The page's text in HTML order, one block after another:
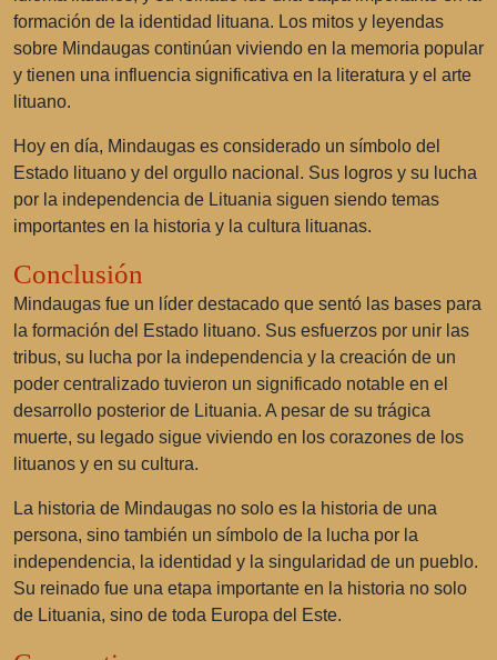
formación de la identidad lituana. Los mitos y leyendas
sobre Mindaugas continúan viviendo en la memoria popular
y tienen una influencia significativa en la literatura y el arte
lituano.
Hoy en día, Mindaugas es considerado un símbolo del
Estado lituano y del orgullo nacional. Sus logros y su lucha
por la independencia de Lituania siguen siendo temas
importantes en la historia y la cultura lituanas.
Conclusión
Mindaugas fue un líder destacado que sentó las bases para
la formación del Estado lituano. Sus esfuerzos por unir las
tribus, su lucha por la independencia y la creación de un
poder centralizado tuvieron un significado notable en el
desarrollo posterior de Lituania. A pesar de su trágica
muerte, su legado sigue viviendo en los corazones de los
lituanos y en su cultura.
La historia de Mindaugas no solo es la historia de una
persona, sino también un símbolo de la lucha por la
independencia, la identidad y la singularidad de un pueblo.
Su reinado fue una etapa importante en la historia no solo
de Lituania, sino de toda Europa del Este.